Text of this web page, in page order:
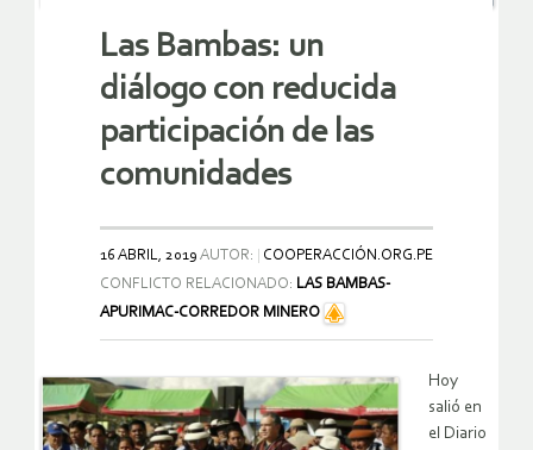
Las Bambas: un
diálogo con reducida
participación de las
comunidades
16 ABRIL, 2019 AUTOR:
COOPERACCIÓN.ORG.PE
CONFLICTO RELACIONADO: LAS BAMBAS-
APURIMAC-CORREDOR MINERO
Hoy
salió en
el Diario